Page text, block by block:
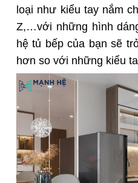
loại như kiểu tay nắm
Z,…với những hình
hệ tủ bếp của bạn sẽ
hơn so với những kiểu